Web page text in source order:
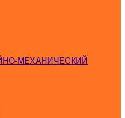
МЕХАНИЧЕСКИЙ